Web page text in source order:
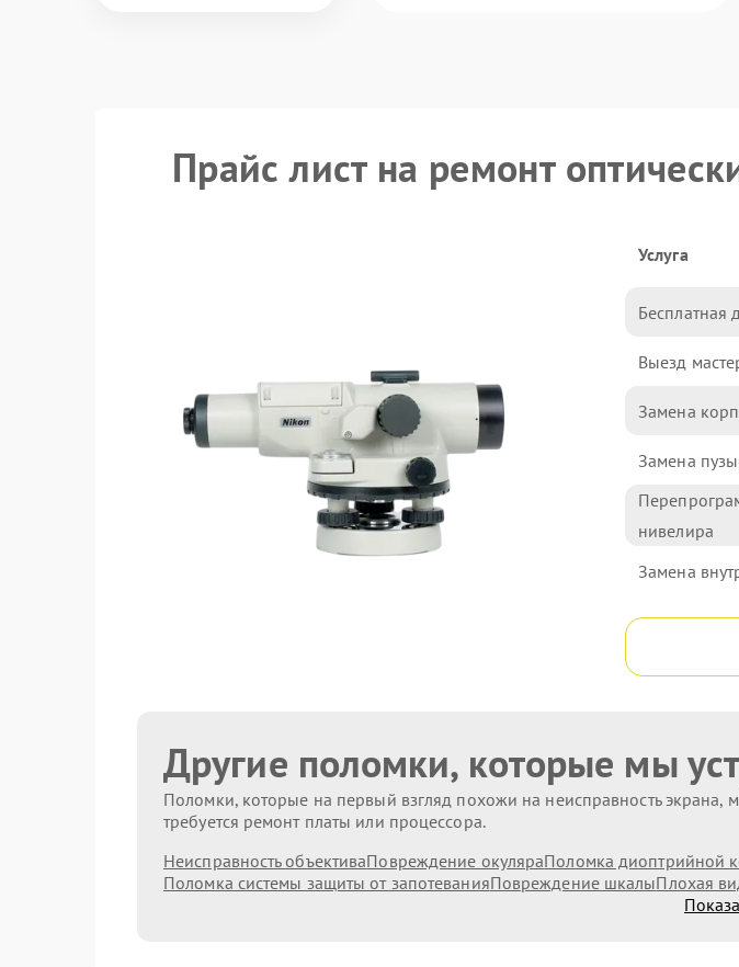
Прайс лист на ремонт
Услуга
Бесплатная
Выезд
Замена
Замена
нивелира
Замена
Другие поломки, которые мы
Поломки, которые на первый взгляд похожи на неисправность экрана,
требуется ремонт платы или процессора.
Неисправность объективаПовреждение окуляраПоломка диоптрийной
Поломка системы защиты от запотеванияПовреждение шкалыПлохая